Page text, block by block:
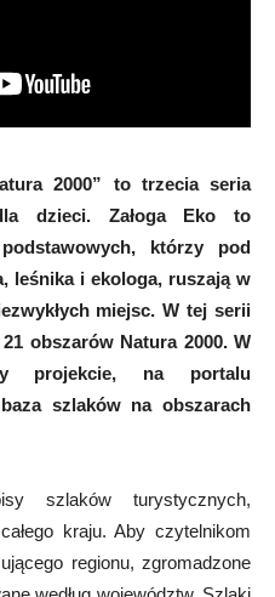
2000” to trzecia seria
dzieci. Załoga Eko to
którzy pod
leśnika i ekologa, ruszają w
miejsc. W tej serii
obszarów Natura 2000. W
projekcie, na portalu
szlaków na obszarach
szlaków turystycznych,
kraju. Aby czytelnikom
regionu, zgromadzone